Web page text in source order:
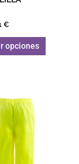
€
opciones
17,90 €variantes.